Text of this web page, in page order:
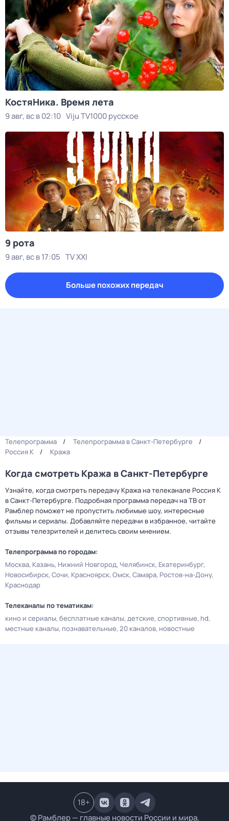
КостяНика. Время лета
9 авг, вс в 02:10 Viju TV1000 русское
9 рота
9 авг, вс в 17:05 TV XXI
Больше похожих передач
Телепрограмма
Телепрограмма в Санкт-Петербурге
Россия К
Кража
Когда смотреть Кража в Санкт-Петербурге
Узнайте, когда смотреть передачу Кража на телеканале Россия К
в Санкт-Петербурге. Подробная программа передач на ТВ от
Рамблер поможет не пропустить любимые шоу, интересные
фильмы и сериалы. Добавляйте передачи в избранное, читайте
отзывы телезрителей и делитесь своим мнением.
Телепрограмма по городам:
Москва Казань Нижний Новгород Челябинск Екатеринбург
Новосибирск Сочи Красноярск Омск Самара Ростов-на-Дону
Краснодар
Телеканалы по тематикам:
кино и сериалы бесплатные каналы детские спортивные hd
местные каналы познавательные 20 каналов новостные
© Рамблер — главные новости России и мира,
18+